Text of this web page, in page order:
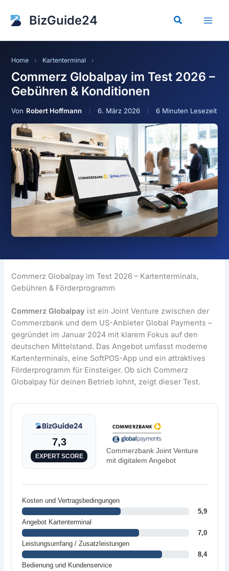
Inhalt
springen
BizGuide24 Suchen
Commerz Globalpay im Test 2026 –
Gebühren & Konditionen
Robert Hoffmann 6. März 2026 6 Minuten Lesezeit
Home › Kartenterminal ›
Commerz Globalpay im Test 2026 – Kartenterminals,
Gebühren & Förderprogramm
Commerz Globalpay ist ein Joint Venture zwischen der
Commerzbank und dem US-Anbieter Global Payments –
gegründet im Januar 2024 mit klarem Fokus auf den
deutschen Mittelstand. Das Angebot umfasst moderne
Kartenterminals, eine SoftPOS-App und ein attraktives
Förderprogramm für Einsteiger. Ob sich Commerz
Globalpay für deinen Betrieb lohnt, zeigt dieser Test.
7,3
EXPERT SCORE
Commerzbank Joint Venture
mit digitalem Angebot
Kosten und Vertragsbedingungen
5,9
Angebot Kartenterminal
7,0
Leistungsumfang / Zusatzleistungen
8,4
Bedienung und Kundenservice